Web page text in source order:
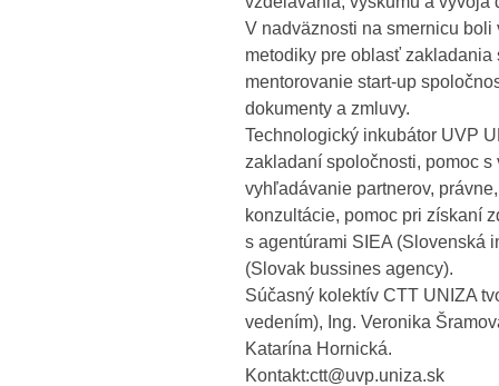
V nadväznosti na smernicu
metodiky pre oblasť
mentorovanie start-up
dokumenty a zmluvy.
Technologický inkubátor UVP
zakladaní spoločnosti, pomoc
vyhľadávanie partnerov,
konzultácie, pomoc pri získaní
s agentúrami SIEA (Slovenská
(Slovak bussines agency).
Súčasný kolektív CTT UNIZA
vedením), Ing. Veronika
Katarína Hornická.
Kontakt:ctt@uvp.uniza.sk